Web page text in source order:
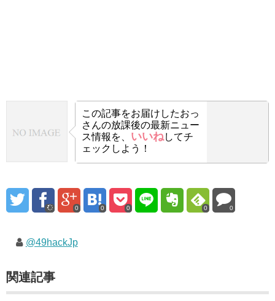
この記事をお届けしたおっ
さんの放課後の最新ニュー
ス情報を、 いいねしてチ
ェックしよう！
0 0 0 0 0
@49hackJp
関連記事